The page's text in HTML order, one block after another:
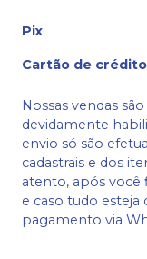
Pix
Cartão de crédito
Nossas vendas
devidamente
envio só são
cadastrais e dos
atento, após você
e caso tudo
pagamento via